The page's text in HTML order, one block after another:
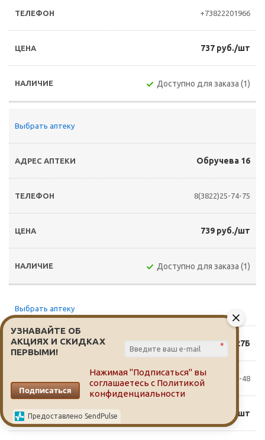
+73822201966
737 руб./шт
Доступно для заказа (1)
Выбрать аптеку
Обручева 16
8(3822)25-74-75
739 руб./шт
Доступно для заказа (1)
Выбрать аптеку
Пушкина 27Б
8(3822)65-14-48
725 руб./шт
УЗНАВАЙТЕ ОБ
АКЦИЯХ И СКИДКАХ
ПЕРВЫМИ!
*
Подписаться
Нажимая "Подписаться" вы
соглашаетесь с Политикой
конфиденциальности
Предоставлено SendPulse